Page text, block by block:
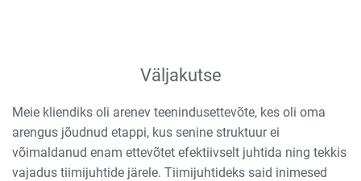
Väljakutse
Meie kliendiks oli arenev teenindusettevõte, kes oli oma
arengus jõudnud etappi, kus senine struktuur ei
võimaldanud enam ettevõtet efektiivselt juhtida ning tekkis
vajadus tiimijuhtide järele. Tiimijuhtideks said inimesed